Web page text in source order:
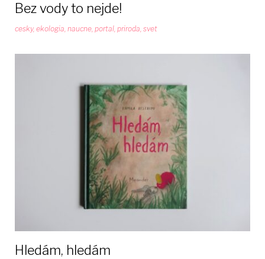
Bez vody to nejde!
cesky, ekologia, naucne, portal, priroda, svet
Hledám, hledám